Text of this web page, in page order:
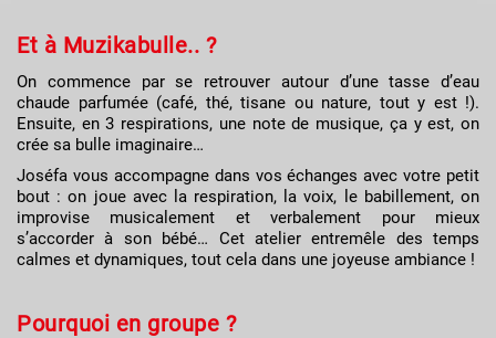
Et à Muzikabulle.. ?
On commence par se retrouver autour d’une tasse d’eau
chaude parfumée (café, thé, tisane ou nature, tout y est !).
Ensuite, en 3 respirations, une note de musique, ça y est, on
crée sa bulle imaginaire…
Joséfa vous accompagne dans vos échanges avec votre petit
bout : on joue avec la respiration, la voix, le babillement, on
improvise musicalement et verbalement pour mieux
s’accorder à son bébé… Cet atelier entremêle des temps
calmes et dynamiques, tout cela dans une joyeuse ambiance !
Pourquoi en groupe ?